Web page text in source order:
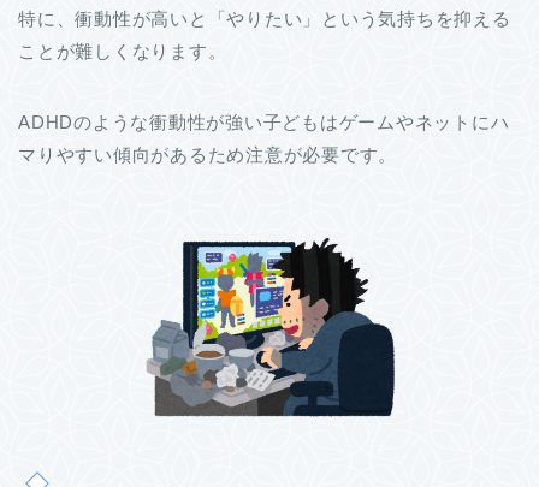
特に、衝動性が高いと「やりたい」という気持ちを抑える
ことが難しくなります。
ADHDのような衝動性が強い子どもはゲームやネットにハ
マりやすい傾向があるため注意が必要です。